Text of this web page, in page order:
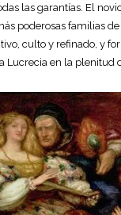
las garantías. El
poderosas familias
culto y refinado, y
Lucrecia en la plenitud